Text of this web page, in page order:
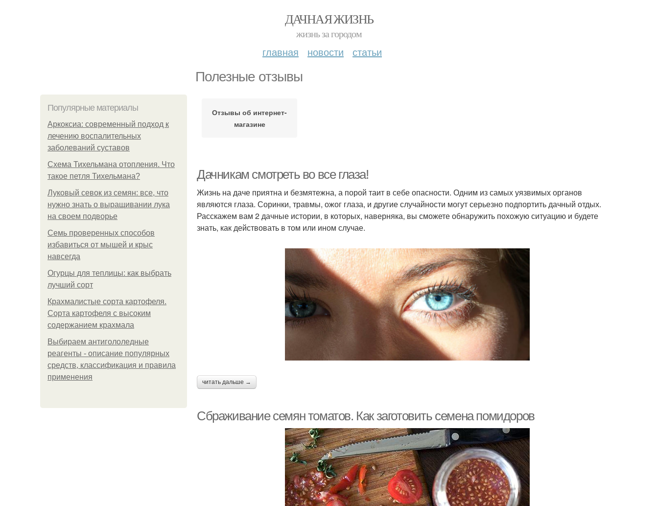
ДАЧНАЯ ЖИЗНЬ
жизнь за городом
главная новости статьи
Полезные отзывы
Популярные материалы
Аркоксиа: современный подход к
лечению воспалительных
заболеваний суставов
Схема Тихельмана отопления. Что
такое петля Тихельмана?
Луковый севок из семян: все, что
нужно знать о выращивании лука
на своем подворье
Семь проверенных способов
избавиться от мышей и крыс
навсегда
Огурцы для теплицы: как выбрать
лучший сорт
Крахмалистые сорта картофеля.
Сорта картофеля с высоким
содержанием крахмала
Выбираем антигололедные
реагенты - описание популярных
средств, классификация и правила
применения
Отзывы об интернет-
магазине
Дачникам смотреть во все глаза!
Жизнь на даче приятна и безмятежна, а порой таит в себе опасности. Одним из самых уязвимых органов
являются глаза. Соринки, травмы, ожог глаза, и другие случайности могут серьезно подпортить дачный отдых.
Расскажем вам 2 дачные истории, в которых, наверняка, вы сможете обнаружить похожую ситуацию и будете
знать, как действовать в том или ином случае.
читать дальше →
Сбраживание семян томатов. Как заготовить семена помидоров